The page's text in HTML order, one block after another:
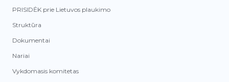
PRISIDĖK prie Lietuvos plaukimo
Struktūra
Dokumentai
Nariai
Vykdomasis komitetas